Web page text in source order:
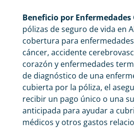
Beneficio por Enfermedades
pólizas de seguro de vida en
cobertura para
cáncer, accidente
corazón y enfermedades
de diagnóstico de una
cubierta por la póliza, el
recibir un pago único o una
anticipada para ayudar a
médicos y otros gastos